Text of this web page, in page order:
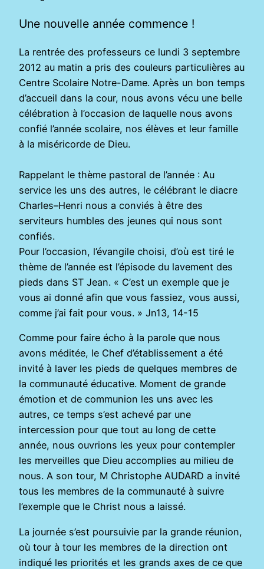
Une nouvelle année commence !
La rentrée des professeurs ce lundi 3 septembre
2012 au matin a pris des couleurs particulières au
Centre Scolaire Notre-Dame. Après un bon temps
d’accueil dans la cour, nous avons vécu une belle
célébration à l’occasion de laquelle nous avons
confié l’année scolaire, nos élèves et leur famille
à la miséricorde de Dieu.
Rappelant le thème pastoral de l’année : Au
service les uns des autres, le célébrant le diacre
Charles–Henri nous a conviés à être des
serviteurs humbles des jeunes qui nous sont
confiés.
Pour l’occasion, l’évangile choisi, d’où est tiré le
thème de l’année est l’épisode du lavement des
pieds dans ST Jean. « C’est un exemple que je
vous ai donné afin que vous fassiez, vous aussi,
comme j’ai fait pour vous. » Jn13, 14-15
Comme pour faire écho à la parole que nous
avons méditée, le Chef d’établissement a été
invité à laver les pieds de quelques membres de
la communauté éducative. Moment de grande
émotion et de communion les uns avec les
autres, ce temps s’est achevé par une
intercession pour que tout au long de cette
année, nous ouvrions les yeux pour contempler
les merveilles que Dieu accomplies au milieu de
nous. A son tour, M Christophe AUDARD a invité
tous les membres de la communauté à suivre
l’exemple que le Christ nous a laissé.
La journée s’est poursuivie par la grande réunion,
où tour à tour les membres de la direction ont
indiqué les priorités et les grands axes de ce que